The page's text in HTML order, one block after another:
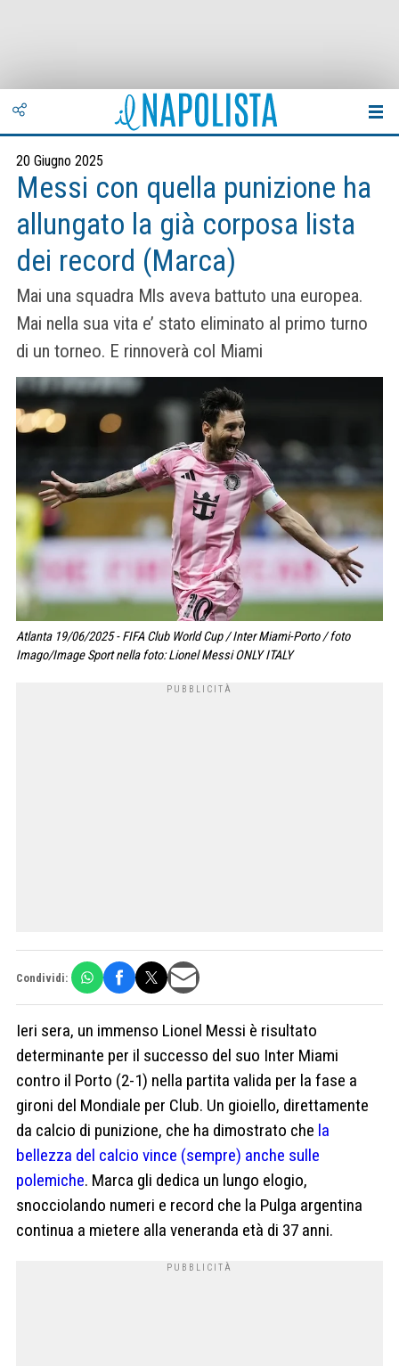
20 Giugno 2025
Messi con quella punizione ha
allungato la già corposa lista
dei record (Marca)
Mai una squadra Mls aveva battuto una europea.
Mai nella sua vita e’ stato eliminato al primo turno
di un torneo. E rinnoverà col Miami
Atlanta 19/06/2025 - FIFA Club World Cup / Inter Miami-Porto / foto
Imago/Image Sport nella foto: Lionel Messi ONLY ITALY
Condividi:
Ieri sera, un immenso Lionel Messi è risultato
determinante per il successo del suo Inter Miami
contro il Porto (2-1) nella partita valida per la fase a
gironi del Mondiale per Club. Un gioiello, direttamente
da calcio di punizione, che ha dimostrato che la
bellezza del calcio vince (sempre) anche sulle
polemiche. Marca gli dedica un lungo elogio,
snocciolando numeri e record che la Pulga argentina
continua a mietere alla veneranda età di 37 anni.